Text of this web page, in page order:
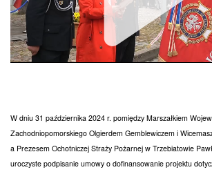
W dniu 31 października 2024 r. pomiędzy Marszałkiem
Zachodniopomorskiego Olgierdem Gemblewiczem i
a Prezesem Ochotniczej Straży Pożarnej w Trzebiatowie
uroczyste podpisanie umowy o dofinansowanie projektu